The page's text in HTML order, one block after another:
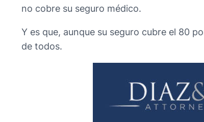
no cobre su seguro médico.
Y es que, aunque su seguro cubre el 80
de todos.